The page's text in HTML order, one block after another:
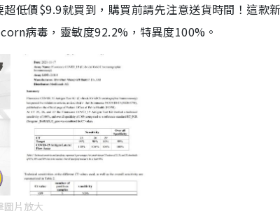
低價$9.9就買到，購買前請先注意送貨時間！這款
病毒，靈敏度92.2%，特異度100%。
圖片放大